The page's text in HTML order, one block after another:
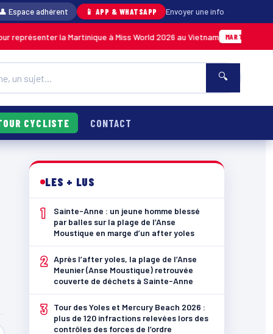
👤 Espace adhérent 📱 APP & WHATSAPP Envoyer une info
la Martinique à Miss World 2026 au Vietnam MARTINIQUE 05/08 · 14h14
🔍
CYCLISTE CONTACT
LES + LUS
1
Sainte-Anne : un jeune homme blessé
par balles sur la plage de l’Anse
Moustique en marge d’un after yoles
2 Après l’after yoles, la plage de l’Anse
Meunier (Anse Moustique) retrouvée
couverte de déchets à Sainte-Anne
3
Tour des Yoles et Mercury Beach 2026 :
plus de 120 infractions relevées lors des
contrôles des forces de l’ordre